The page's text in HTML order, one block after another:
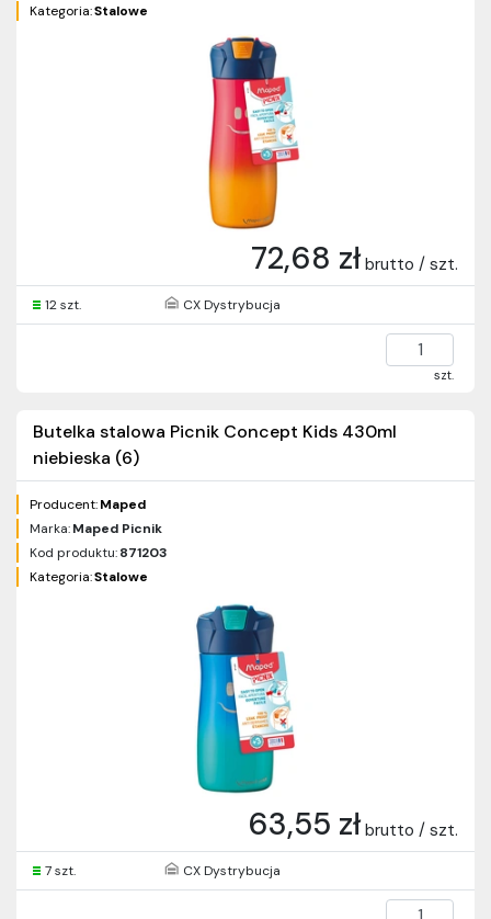
Kategoria:Stalowe
72,68 zł brutto / szt.
12 szt. CX Dystrybucja
szt.
Butelka stalowa Picnik Concept Kids 430ml
niebieska (6)
Producent:Maped
Marka:Maped Picnik
Kod produktu:871203
Kategoria:Stalowe
63,55 zł brutto / szt.
7 szt. CX Dystrybucja